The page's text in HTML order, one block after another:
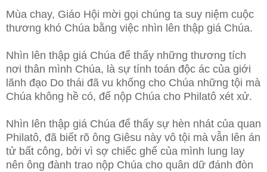
Mùa chay, Giáo Hội mời gọi chúng ta suy niệm cuộc
thương khó Chúa bằng việc nhìn lên thập giá Chúa.
Nhìn lên thập giá Chúa để thấy những thương tích
nơi thân mình Chúa, là sự tính toán độc ác của giới
lãnh đạo Do thái đã vu khống cho Chúa những tội mà
Chúa không hề có, để nộp Chúa cho Philatô xét xử.
Nhìn lên thập giá Chúa để thấy sự hèn nhát của quan
Philatô, đã biết rõ ông Giêsu này vô tội mà vẫn lên án
tử bất công, bởi vì sợ chiếc ghế của mình lung lay
nên ông đành trao nộp Chúa cho quân dữ đánh đòn